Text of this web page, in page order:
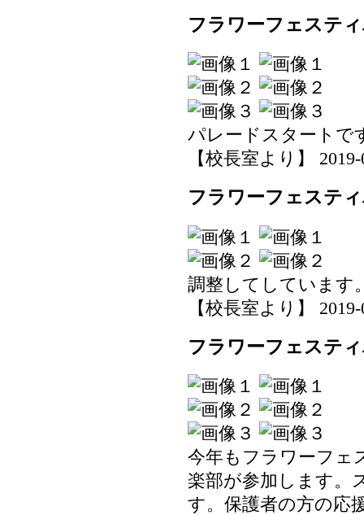
フラワーフェステ
パレードスタートで
【校長室より】
フラワーフェステ
調整してしています
【校長室より】
フラワーフェステ
今年もフラワーフェ
楽部が参加します。
す。保護者の方の応